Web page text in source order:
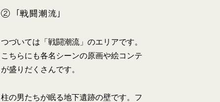
②「戦闘潮流」
つづいては「戦闘潮流」のエリアです。
こちらにも各名シーンの原画や絵コンテ
が盛りだくさんです。
柱の男たちが眠る地下遺跡の壁です。フ